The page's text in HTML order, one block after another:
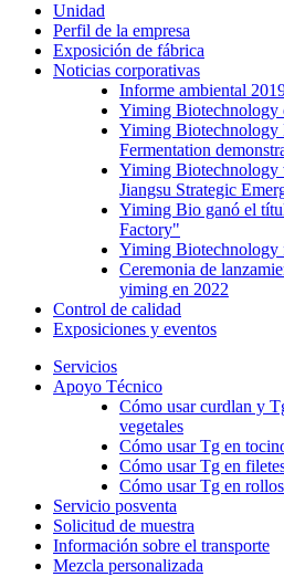
Unidad
Perfil de la empresa
Exposición de fábrica
Noticias corporativas
Informe ambiental
Yiming Biotechnology
Yiming Biotechnology
Fermentation
Yiming Biotechnology
Jiangsu Strategic
Yiming Bio ganó el
Factory"
Yiming Biotechnology
Ceremonia de
yiming en 2022
Control de calidad
Exposiciones y eventos
Servicios
Apoyo Técnico
Cómo usar curdlan y
vegetales
Cómo usar Tg en
Cómo usar Tg en
Cómo usar Tg en
Servicio posventa
Solicitud de muestra
Información sobre el transporte
Mezcla personalizada